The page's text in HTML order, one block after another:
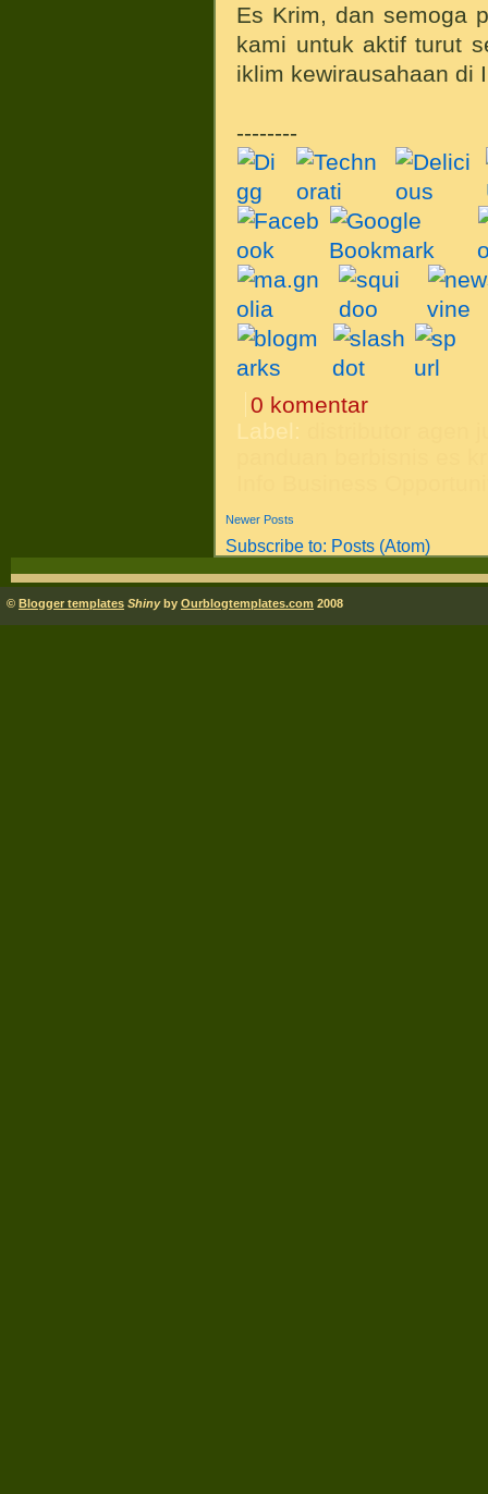
Es Krim, dan semoga
kami untuk aktif turut
iklim kewirausahaan di
--------
0 komentar
Label:
Newer Posts
Subscribe to: Posts (Atom)
© Blogger templates Shinyby Ourblogtemplates.com 2008